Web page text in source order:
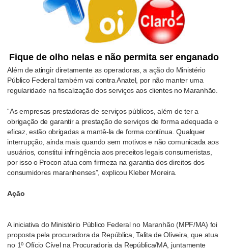
Fique de olho nelas e não permita ser enganado
Além de atingir diretamente as operadoras, a ação do Ministério
Público Federal também vai contra Anatel, por não manter uma
regularidade na fiscalização dos serviços aos clientes no Maranhão.
“As empresas prestadoras de serviços públicos, além de ter a
obrigação de garantir a prestação de serviços de forma adequada e
eficaz, estão obrigadas a mantê-la de forma contínua. Qualquer
interrupção, ainda mais quando sem motivos e não comunicada aos
usuários, constitui infringência aos preceitos legais consumeristas,
por isso o Procon atua com firmeza na garantia dos direitos dos
consumidores maranhenses”, explicou Kleber Moreira.
Ação
A iniciativa do Ministério Público Federal no Maranhão (MPF/MA) foi
proposta pela procuradora da República, Talita de Oliveira, que atua
no 1º Ofício Cível na Procuradoria da República/MA, juntamente